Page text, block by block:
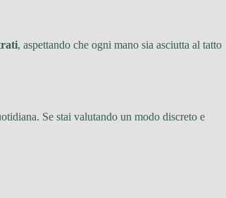
, aspettando che ogni mano sia asciutta al tatto
Se stai valutando un modo discreto e